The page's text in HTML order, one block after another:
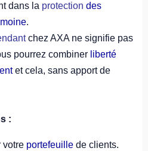
dans la protection des
.
chez AXA ne signifie pas
pourrez combiner liberté
et cela, sans apport de
:
votre portefeuille de clients.